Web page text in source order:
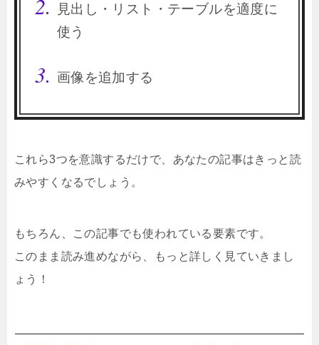
見出し・リスト・テーブルを適度に
使う
画像を追加する
これら3つを意識するだけで、あなたの記事はきっと読
みやすくなるでしょう。
もちろん、この記事でも使われている要素です。
このまま読み進めながら、もっと詳しく見ていきまし
ょう！